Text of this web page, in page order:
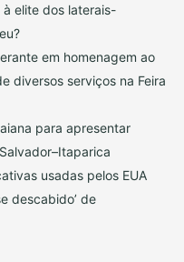
elite dos laterais-
em homenagem ao
diversos serviços na Feira
para apresentar
usadas pelos EUA
descabido’ de